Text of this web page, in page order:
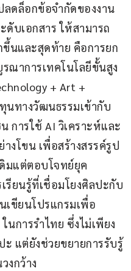
ลดล็อกข้อจำกัดของงาน
บเอกสาร ให้สามารถ
ขึ้นและสุดท้าย คือการยก
ณาการเทคโนโลยีขั้นสูง
+ Art +
นทางวัฒนธรรมเข้ากับ
การใช้ AI วิเคราะห์และ
งโขน เพื่อสร้างสรรค์รูป
มแต่ตอบโจทย์ยุค
ยนรู้ที่เชื่อมโยงศิลปะกับ
เขียนโปรแกรมเพื่อ
นการรำไทย ซึ่งไม่เพียง
ะ แต่ยังช่วยขยายการรับรู้
งกว้าง